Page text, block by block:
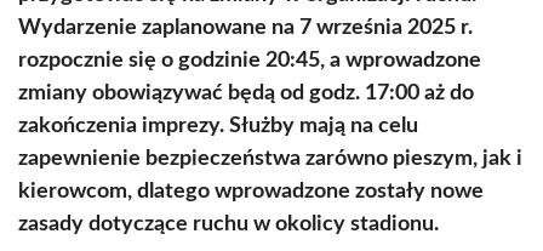
Wydarzenie zaplanowane na 7 września 2025 r.
rozpocznie się o godzinie 20:45, a wprowadzone
zmiany obowiązywać będą od godz. 17:00 aż do
zakończenia imprezy. Służby mają na celu
zapewnienie bezpieczeństwa zarówno pieszym, jak i
kierowcom, dlatego wprowadzone zostały nowe
zasady dotyczące ruchu w okolicy stadionu.